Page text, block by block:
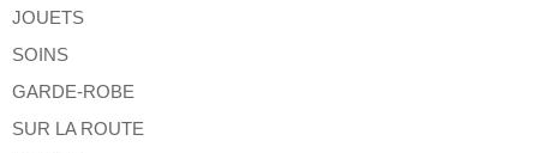
JOUETS
SOINS
GARDE-ROBE
SUR LA ROUTE